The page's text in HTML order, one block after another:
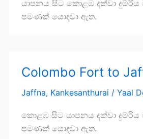
යාපනය සිට කොළඹ දක්වා දුම්රිය
පමණක් යොදවා ඇත.
Colombo Fort to
Jaffna, Kankesanthurai / Yaal
කොළඹ සිට යාපනය දක්වා දුම්රිය
පමණක් යොදවා ඇත.